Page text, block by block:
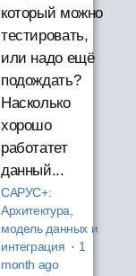
который можно
тестировать,
или надо ещё
подождать?
Насколько
хорошо
работатет
данный...
САРУС+:
Архитектура,
модель данных и
интеграция · 1
month ago